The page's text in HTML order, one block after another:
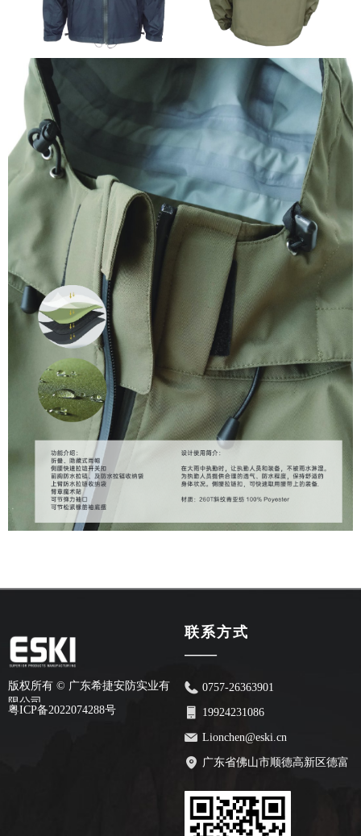
版权所有 © 广东希捷安防实业有
限公司
粤ICP备2022074288号
联系方式
——
0757-26363901
19924231086
Lionchen@eski.cn
广东省佛山市顺德高新区德富